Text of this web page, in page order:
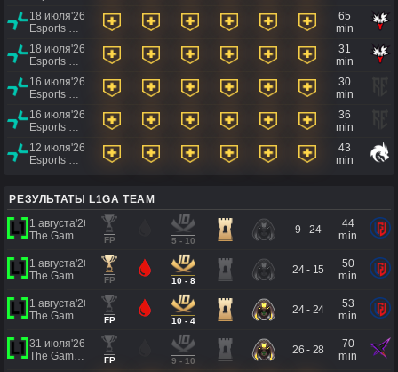
18 июля'26
65
min
18 июля'26
31
min
16 июля'26
30
min
16 июля'26
36
min
12 июля'26
43
min
РЕЗУЛЬТАТЫ L1GA TEAM
1 августа'26
FP 5 - 10
9 - 24
44
min
1 августа'26
FP 10 - 8
24 - 15
50
min
1 августа'26
FP 10 - 4
24 - 24
53
min
31 июля'26
FP 9 - 10
26 - 28
70
min